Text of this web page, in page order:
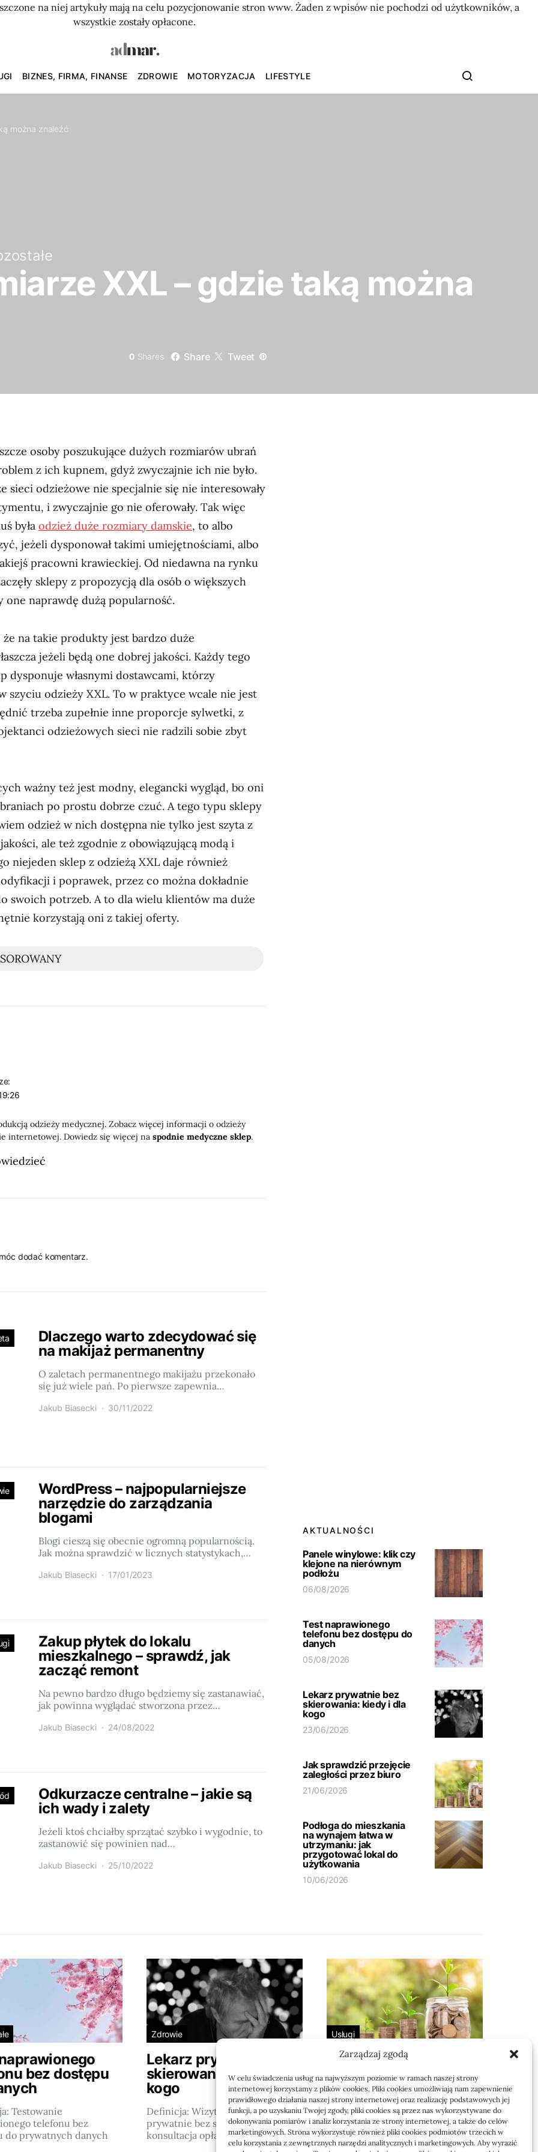
Zarządzaj zgodą
W celu świadczenia usług na najwyższym poziomie w ramach naszej strony
internetowej korzystamy z plików cookies. Pliki cookies umożliwiają nam zapewnienie
prawidłowego działania naszej strony internetowej oraz realizację podstawowych jej
funkcji, a po uzyskaniu Twojej zgody, pliki cookies są przez nas wykorzystywane do
dokonywania pomiarów i analiz korzystania ze strony internetowej, a także do celów
marketingowych. Strona wykorzystuje również pliki cookies podmiotów trzecich w
celu korzystania z zewnętrznych narzędzi analitycznych i marketingowych. Aby wyrazić
na niej artykuły mają na celu pozycjonowanie stron www. Żaden z wpisów nie pochodzi od użytkowników, a
wszystkie zostały opłacone.
BIZNES, FIRMA, FINANSE ZDROWIE MOTORYZACJA LIFESTYLE
można znaleźć
XXL – gdzie taką można
0 Shares Share Tweet
osoby poszukujące dużych rozmiarów ubrań
z ich kupnem, gdyż zwyczajnie ich nie było.
sieci odzieżowe nie specjalnie się nie interesowały
i zwyczajnie go nie oferowały. Tak więc
była odzież duże rozmiary damskie, to albo
jeżeli dysponował takimi umiejętnościami, albo
pracowni krawieckiej. Od niedawna na rynku
sklepy z propozycją dla osób o większych
one naprawdę dużą popularność.
na takie produkty jest bardzo duże
jeżeli będą one dobrej jakości. Każdy tego
dysponuje własnymi dostawcami, którzy
szyciu odzieży XXL. To w praktyce wcale nie jest
trzeba zupełnie inne proporcje sylwetki, z
odzieżowych sieci nie radzili sobie zbyt
ważny też jest modny, elegancki wygląd, bo oni
po prostu dobrze czuć. A tego typu sklepy
odzież w nich dostępna nie tylko jest szyta z
ale też zgodnie z obowiązującą modą i
niejeden sklep z odzieżą XXL daje również
i poprawek, przez co można dokładnie
swoich potrzeb. A to dla wielu klientów ma duże
korzystają oni z takiej oferty.
odzieży medycznej. Zobacz więcej informacji o odzieży
internetowej. Dowiedz się więcej na spodnie medyczne sklep.
dodać komentarz.
Dlaczego warto zdecydować się
na makijaż permanentny
O zaletach permanentnego makijażu przekonało
się już wiele pań. Po pierwsze zapewnia…
Jakub Biasecki 30/11/2022
WordPress – najpopularniejsze
narzędzie do zarządzania
blogami
Blogi cieszą się obecnie ogromną popularnością.
Jak można sprawdzić w licznych statystykach,…
Jakub Biasecki 17/01/2023
Zakup płytek do lokalu
mieszkalnego – sprawdź, jak
zacząć remont
Na pewno bardzo długo będziemy się zastanawiać,
jak powinna wyglądać stworzona przez…
Jakub Biasecki 24/08/2022
Odkurzacze centralne – jakie są
ich wady i zalety
Jeżeli ktoś chciałby sprzątać szybko i wygodnie, to
zastanowić się powinien nad…
Jakub Biasecki 25/10/2022
AKTUALNOŚCI
Panele winylowe: klik czy
klejone na nierównym
podłożu
06/08/2026
Test naprawionego
telefonu bez dostępu do
danych
05/08/2026
Lekarz prywatnie bez
skierowania: kiedy i dla
kogo
23/06/2026
Jak sprawdzić przejęcie
zaległości przez biuro
21/06/2026
Podłoga do mieszkania
na wynajem łatwa w
utrzymaniu: jak
przygotować lokal do
użytkowania
10/06/2026
bez dostępu
Testowanie
telefonu bez
do prywatnych danych
Zdrowie
Lekarz prywatnie bez
skierowania: kiedy i dla
kogo
Definicja: Wizyta u lekarza
prywatnie bez skierowania to
konsultacja opłacana…
Usługi
Jak sprawdzić
przejęcie zaległości
przez biuro
Definicja: Weryfikacja, czy nowe
biuro rachunkowe przejmie
zaległości w dokumentach,…